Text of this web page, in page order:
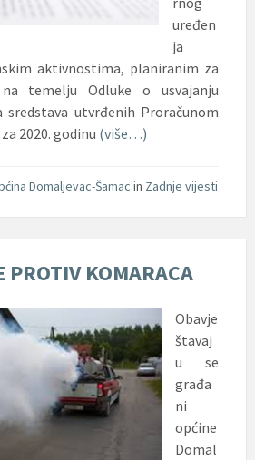
uređen
ja
aktivnostima, planiranim za
temelju Odluke o usvajanju
sredstava utvrđenih Proračunom
2020. godinu (više…)
Domaljevac-Šamac in Zadnje vijesti
PROTIV KOMARACA
Obavje
štavaj
u se
građa
ni
općine
Domal